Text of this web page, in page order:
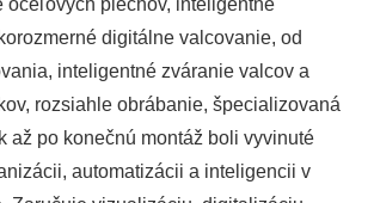
oceľových plechov, inteligentné
digitálne valcovanie, od
inteligentné zváranie valcov a
rozsiahle obrábanie, špecializovaná
až po konečnú montáž boli vyvinuté
automatizácii a inteligencii v